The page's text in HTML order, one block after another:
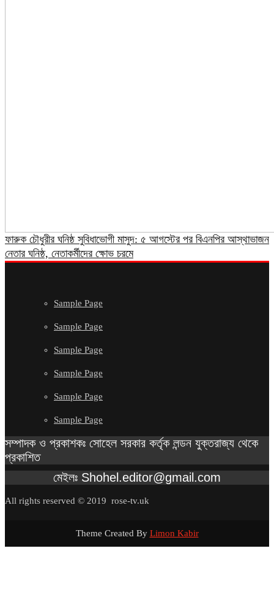
ফারুক চৌধুরীর ঘনিষ্ঠ সুবিধাভোগী মাসুদ: ৫ আগস্টের পর বিএনপির আস্থাভাজন
নেতার ঘনিষ্ঠ, নেতাকর্মীদের ক্ষোভ চরমে
Sample Page
Sample Page
Sample Page
Sample Page
Sample Page
Sample Page
সম্পাদক ও প্রকাশকঃ সোহেল সরকার কর্তৃক লন্ডন যুক্তরাজ্য থেকে
প্রকাশিত
মেইলঃ Shohel.editor@gmail.com
All rights reserved © 2019 rose-tv.uk
Theme Created By Limon Kabir